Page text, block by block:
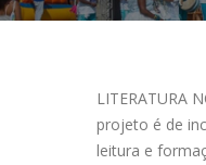
LITERATURA
projeto é de
leitura e